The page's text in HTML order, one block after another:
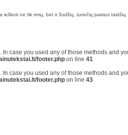
ne tik rimų, bet ir žodžių, turinčių įvairius raidžių
case you used any of those methods and
footer.php on line 41
case you used any of those methods and
footer.php on line 43